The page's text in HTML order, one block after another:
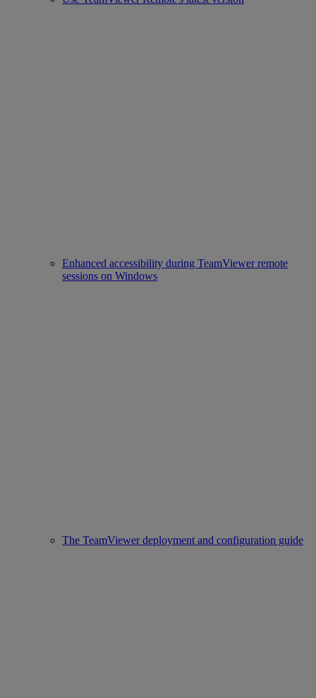
Enhanced accessibility during TeamViewer remote
sessions on Windows
The TeamViewer deployment and configuration guide